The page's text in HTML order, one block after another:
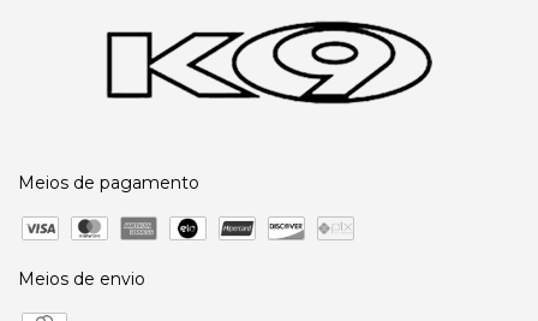
Meios de pagamento
Meios de envio